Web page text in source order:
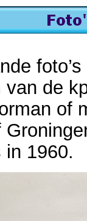
van de
of
in 1960.